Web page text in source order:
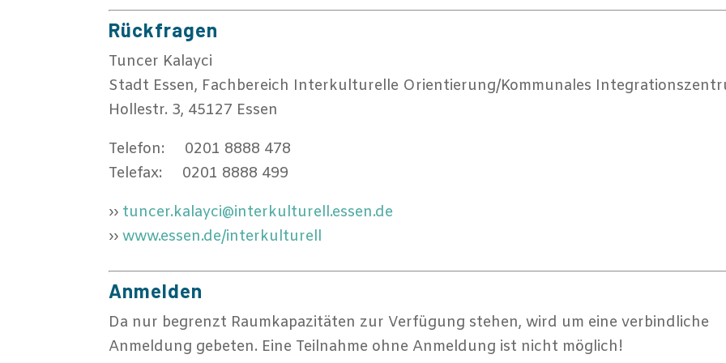
Rückfragen
Tuncer Kalayci
Stadt Essen, Fachbereich Interkulturelle Orientierung/Kommunales
Hollestr. 3, 45127 Essen
Telefon: 0201 8888 478
Telefax: 0201 8888 499
›› tuncer.kalayci@interkulturell.essen.de
››www.essen.de/interkulturell
Anmelden
Da nur begrenzt Raumkapazitäten zur Verfügung stehen, wird um eine verbindliche
Anmeldung gebeten. Eine Teilnahme ohne Anmeldung ist nicht möglich!